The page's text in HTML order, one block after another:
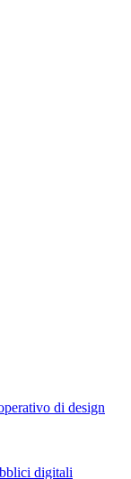
di design
digitali